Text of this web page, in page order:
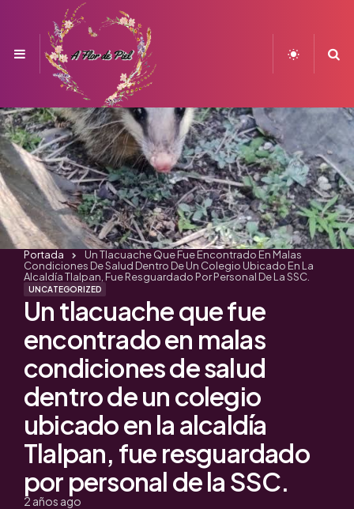
Menu
UNCATEGORIZED
Un tlacuache que fue
encontrado en malas
condiciones de salud
dentro de un colegio
ubicado en la alcaldía
Tlalpan, fue resguardado
por personal de la SSC.
2 años ago
Portada
Un Tlacuache Que Fue Encontrado En Malas
Condiciones De Salud Dentro De Un Colegio Ubicado En La
Alcaldía Tlalpan, Fue Resguardado Por Personal De La SSC.